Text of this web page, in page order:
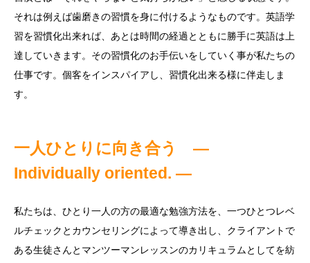
それは例えば歯磨きの習慣を身に付けるようなものです。英語学
習を習慣化出来れば、あとは時間の経過とともに勝手に英語は上
達していきます。その習慣化のお手伝いをしていく事が私たちの
仕事です。個客をインスパイアし、習慣化出来る様に伴走しま
す。
一人ひとりに向き合う ―
Individually oriented. ―
私たちは、ひとり一人の方の最適な勉強方法を、一つひとつレベ
ルチェックとカウンセリングによって導き出し、クライアントで
ある生徒さんとマンツーマンレッスンのカリキュラムとしてを紡